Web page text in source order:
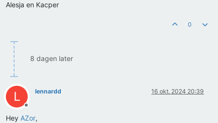
Alesja en Kacper
0
8 dagen later
L
Offline
lennardd 16 okt. 2024 20:39
Hey AZor,